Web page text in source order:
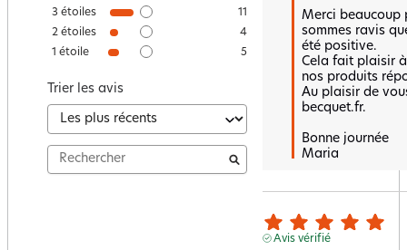
3 étoiles
11
2 étoiles
4
1 étoile 5
Trier les avis
Merci beaucoup
sommes ravis
été positive.
Cela fait plaisir
nos produits
Au plaisir de
becquet.fr.
Bonne journée
Maria
Avis vérifié